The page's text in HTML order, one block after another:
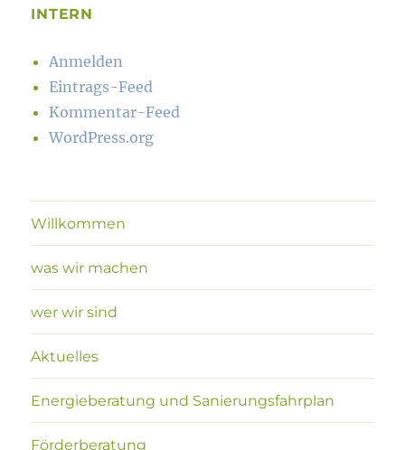
INTERN
Anmelden
Eintrags-Feed
Kommentar-Feed
WordPress.org
Willkommen
was wir machen
wer wir sind
Aktuelles
Energieberatung und Sanierungsfahrplan
Förderberatung